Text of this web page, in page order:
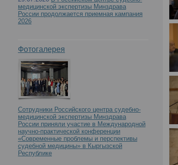
медицинской экспертизы Минздрава
России продолжается приемная кампания
2026
Фотогалерея
Сотрудники Российского центра судебно-
медицинской экспертизы Минздрава
России приняли участие в Международной
научно-практической конференции
«Современные проблемы и перспективы
судебной медицины» в Кыргызской
Республике